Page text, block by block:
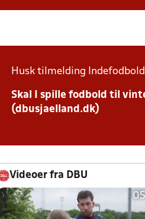
Husk tilmelding
Skal I spille fodbold til
(dbusjaelland.dk)
Videoer fra DBU